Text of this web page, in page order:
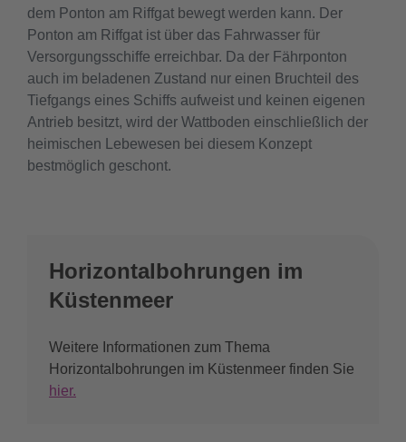
dem Ponton am Riffgat bewegt werden kann. Der
Ponton am Riffgat ist über das Fahrwasser für
Versorgungsschiffe erreichbar. Da der Fährponton
auch im beladenen Zustand nur einen Bruchteil des
Tiefgangs eines Schiffs aufweist und keinen eigenen
Antrieb besitzt, wird der Wattboden einschließlich der
heimischen Lebewesen bei diesem Konzept
bestmöglich geschont.
Horizontalbohrungen im
Küstenmeer
Weitere Informationen zum Thema
Horizontalbohrungen im Küstenmeer finden Sie
hier.